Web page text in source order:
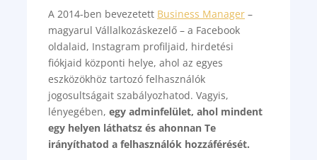
A 2014-ben bevezetett Business Manager –
magyarul Vállalkozáskezelő – a Facebook
oldalaid, Instagram profiljaid, hirdetési
fiókjaid központi helye, ahol az egyes
eszközökhöz tartozó felhasználók
jogosultságait szabályozhatod. Vagyis,
lényegében,egy adminfelület, ahol mindent
egy helyen láthatsz és ahonnan Te
irányíthatod a felhasználók hozzáférését.